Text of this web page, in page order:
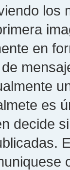
los
en
es
decide